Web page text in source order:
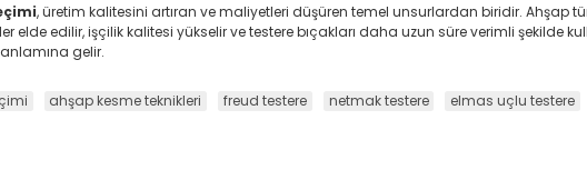
, üretim kalitesini artıran ve maliyetleri düşüren temel unsurlardan biridir. Ahşap
edilir, işçilik kalitesi yükselir ve testere bıçakları daha uzun süre verimli şekilde
gelir.
ahşap kesme teknikleri freud testere netmak testere elmas uçlu testere